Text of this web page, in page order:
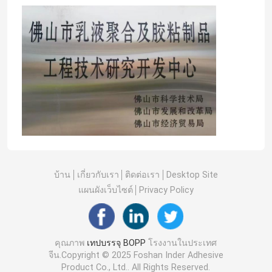
เทปบรรจุ BOPP
เทปเครื่องเขียน BOPP
บอปเทป จัมโบ รอลล์
เทปติดกันเอง 2 ด้าน
ผสมผสานอะคริลิคที่ใช้น้ํา
เทปผสมผสมผสมที่ติดตัวเอง
บ้าน เกี่ยวกับเรา ติดต่อเรา
Desktop Site
แผนผังเว็บไซต์
Privacy Policy
คุณภาพ เทปบรรจุ BOPP โรงงานในประเทศ
จีน.Copyright © 2025 Foshan Inder Adhesive
Product Co., Ltd.. All Rights Reserved.